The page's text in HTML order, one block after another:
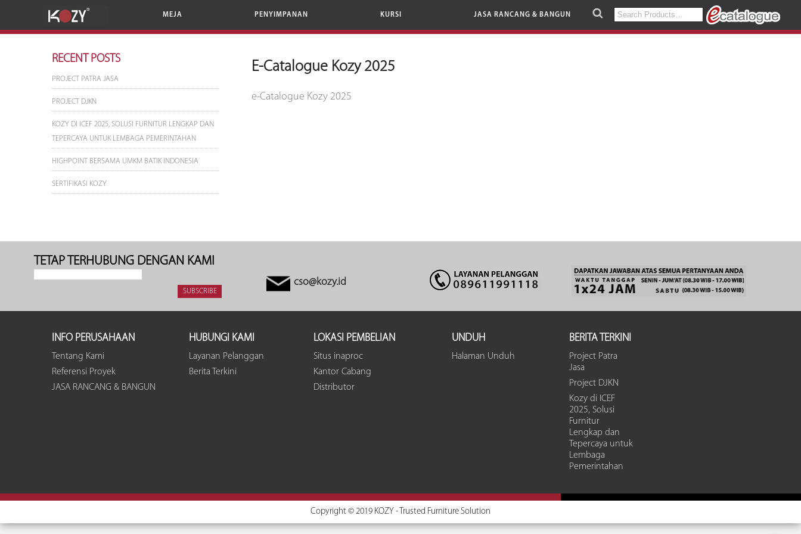
MEJA PENYIMPANAN KURSI JASA RANCANG & BANGUN
Search
E-Catalogue Kozy 2025
e-Catalogue Kozy 2025
RECENT POSTS
PROJECT PATRA JASA
PROJECT DJKN
KOZY DI ICEF 2025, SOLUSI FURNITUR LENGKAP DAN
TEPERCAYA UNTUK LEMBAGA PEMERINTAHAN
HIGHPOINT BERSAMA UMKM BATIK INDONESIA
SERTIFIKASI KOZY
TETAP TERHUBUNG DENGAN KAMI
cso@kozy.id
INFO PERUSAHAAN
Tentang Kami
Referensi Proyek
JASA RANCANG & BANGUN
HUBUNGI KAMI
Layanan Pelanggan
Berita Terkini
LOKASI PEMBELIAN
Situs inaproc
Kantor Cabang
Distributor
UNDUH
Halaman Unduh
BERITA TERKINI
Project Patra
Jasa
Project DJKN
Kozy di ICEF
2025, Solusi
Furnitur
Lengkap dan
Tepercaya untuk
Lembaga
Pemerintahan
Copyright © 2019 KOZY - Trusted Furniture Solution